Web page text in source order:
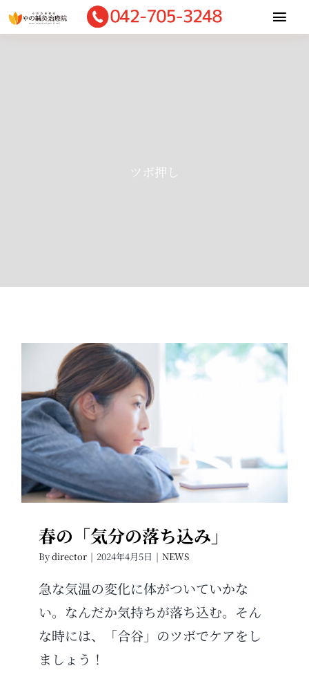
Skip
to
ツボ押し
春の「気分の落ち込み」
春の「気分の落ち込み」
Bydirector | 2024年4月5日 | NEWS
急な気温の変化に体がついていかな
い。なんだか気持ちが落ち込む。そん
な時には、「合谷」のツボでケアをし
ましょう！